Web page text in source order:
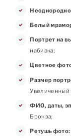
Белый
Портрет на
набивка;
Цветное
Размер
Увеличенный
ФИО, даты,
Бронза;
Ретушь фото: